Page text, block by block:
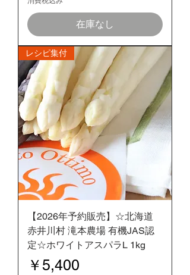
在庫なし
レシピ集付
【2026年予約販売】☆北海道
赤井川村 滝本農場 有機JAS認
定☆ホワイトアスパラL 1kg
価格
￥5,400